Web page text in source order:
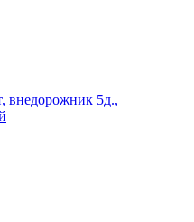
внедорожник 5д.,